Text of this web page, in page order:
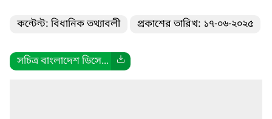
কন্টেন্ট: বিধানিক তথ্যাবলী প্রকাশের তারিখ: ১৭-০৬-২০২৫
সচিত্র বাংলাদেশ ডিসে...